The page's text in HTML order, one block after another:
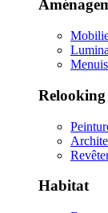
Relooking
Habitat